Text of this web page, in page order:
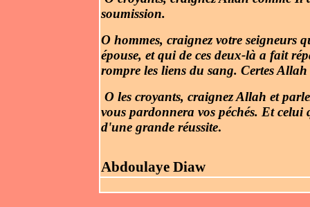
soumission.
O hommes, craignez votre seigneurs
épouse, et qui de ces deux-là a fait
rompre les liens du sang. Certes
O les croyants, craignez Allah et
vous pardonnera vos péchés. Et
d'une grande réussite.
Abdoulaye Diaw